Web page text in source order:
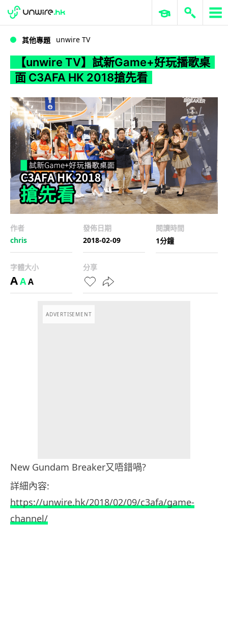
WWDC 2026 ERP 與商業 AI
其他專題 unwire TV
【unwire TV】試新Game+好玩播歌桌
面 C3AFA HK 2018搶先看
作者
chris
發佈日期
2018-02-09
閱讀時間
1分鐘
字體大小
AAA
分享
ADVERTISEMENT
New Gundam Breaker又唔錯喎?
詳細內容:
https://unwire.hk/2018/02/09/c3afa/game-
channel/